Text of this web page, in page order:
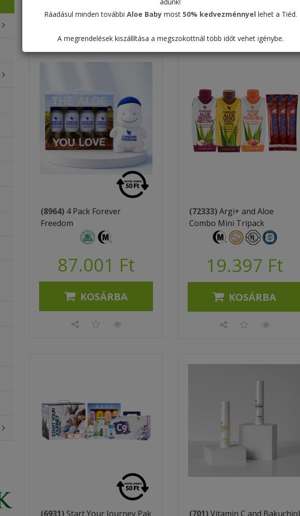
Ráadásul minden további Aloe Babymost 50% kedvezménnyel lehet a Tiéd.
A megrendelések kiszállítása a megszokottnál több időt vehet igénybe.
(8964) 4 Pack Forever
Freedom
87.001 Ft
KOSÁRBA
(72333)Argi+ and Aloe
Combo Mini Tripack
19.397 Ft
KOSÁRBA
(6931) Start Your Journey Pak
(701)Vitamin C and Bakuchiol